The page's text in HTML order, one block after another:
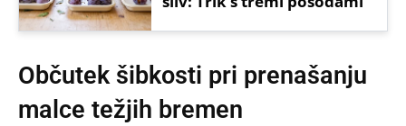
Občutek šibkosti pri prenašanju
malce težjih bremen